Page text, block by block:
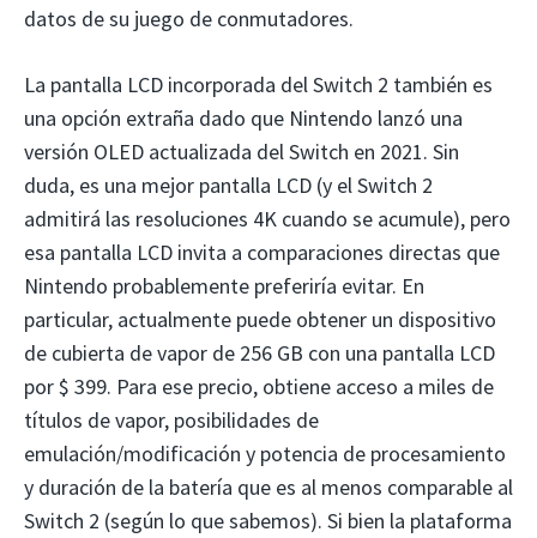
datos de su juego de conmutadores.
La pantalla LCD incorporada del Switch 2 también es
una opción extraña dado que Nintendo lanzó una
versión OLED actualizada del Switch en 2021. Sin
duda, es una mejor pantalla LCD (y el Switch 2
admitirá las resoluciones 4K cuando se acumule), pero
esa pantalla LCD invita a comparaciones directas que
Nintendo probablemente preferiría evitar. En
particular, actualmente puede obtener un dispositivo
de cubierta de vapor de 256 GB con una pantalla LCD
por $ 399. Para ese precio, obtiene acceso a miles de
títulos de vapor, posibilidades de
emulación/modificación y potencia de procesamiento
y duración de la batería que es al menos comparable al
Switch 2 (según lo que sabemos). Si bien la plataforma